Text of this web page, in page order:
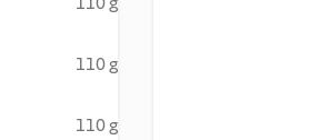
110 g
110 g